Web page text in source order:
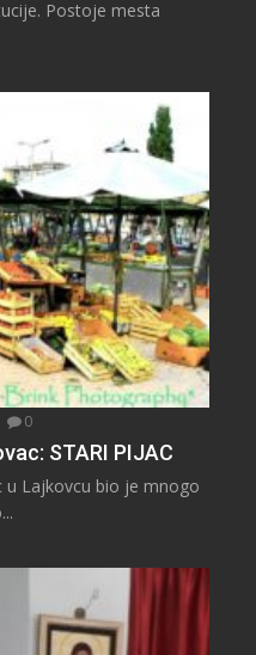
Postoje mesta
0
STARI PIJAC
u Lajkovcu bio je mnogo